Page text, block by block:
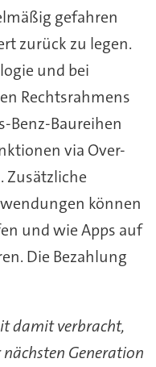
gefahren
zurück zu legen.
und bei
Rechtsrahmens
Benz-Baureihen
via Over-
Zusätzliche
können
und wie Apps auf
Die Bezahlung
damit verbracht,
Generation